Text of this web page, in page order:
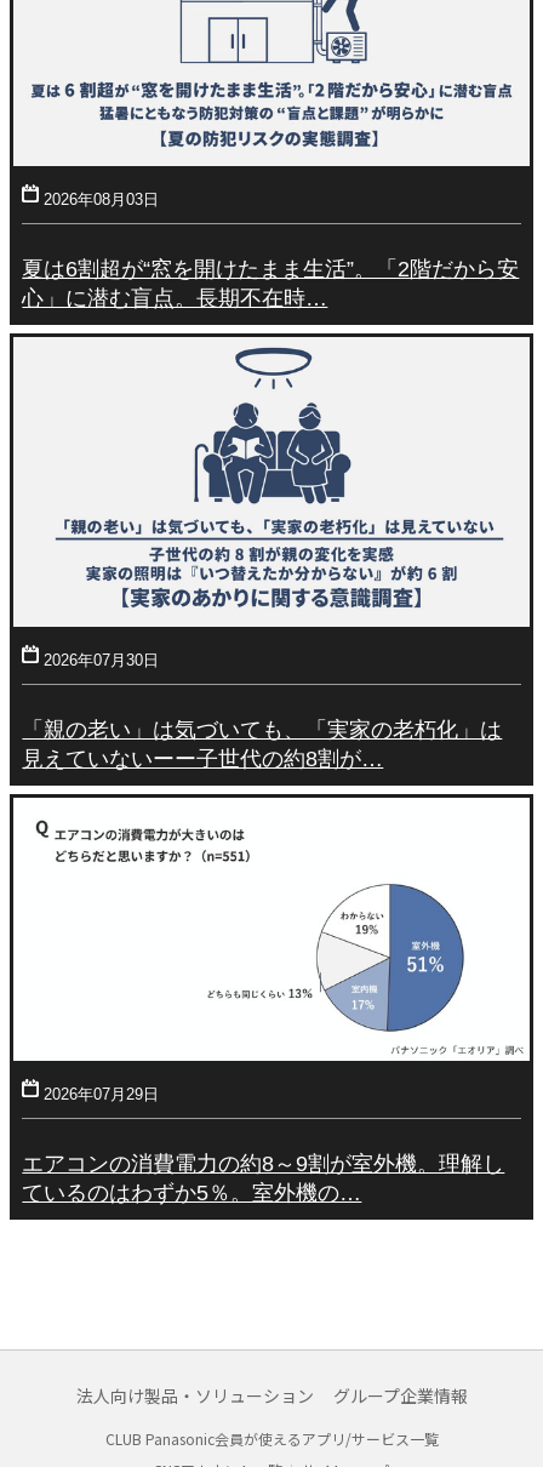
2026年08月03日
夏は6割超が“窓を開けたまま生活”。「2階だから安
心」に潜む盲点。長期不在時…
2026年07月30日
「親の老い」は気づいても、「実家の老朽化」は
見えていないーー子世代の約8割が…
2026年07月29日
エアコンの消費電力の約8～9割が室外機。理解し
ているのはわずか5％。室外機の…
法人向け製品・ソリューション グループ企業情報
CLUB Panasonic会員が使えるアプリ/サービス一覧